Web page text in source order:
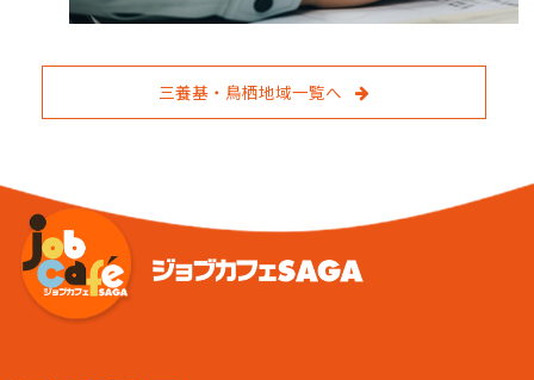
三養基・鳥栖地域一覧へ